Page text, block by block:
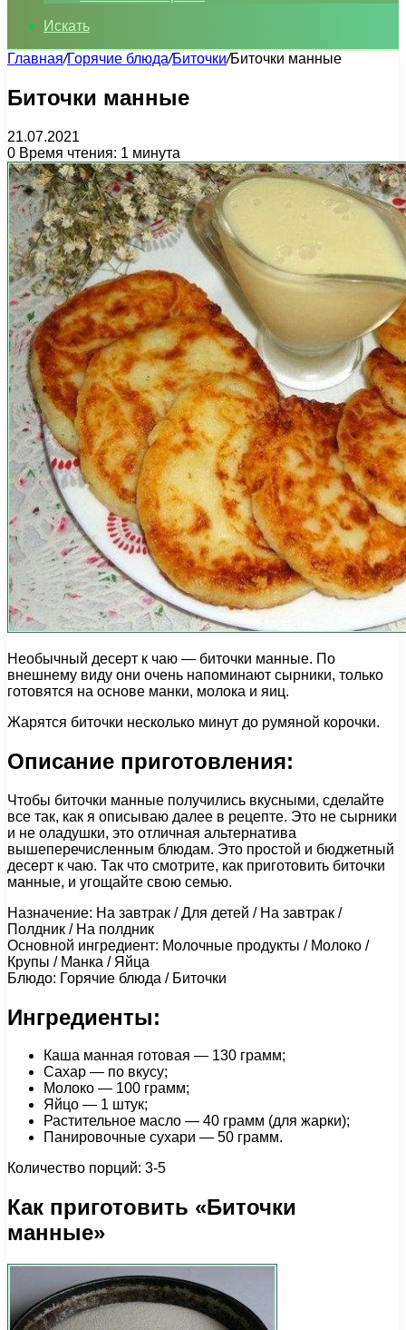
Искать
Главная/Горячие блюда/Биточки/Биточки манные
Биточки манные
21.07.2021
0 Время чтения: 1 минута
Необычный десерт к чаю — биточки манные. По
внешнему виду они очень напоминают сырники, только
готовятся на основе манки, молока и яиц.
Жарятся биточки несколько минут до румяной корочки.
Описание приготовления:
Чтобы биточки манные получились вкусными, сделайте
все так, как я описываю далее в рецепте. Это не сырники
и не оладушки, это отличная альтернатива
вышеперечисленным блюдам. Это простой и бюджетный
десерт к чаю. Так что смотрите, как приготовить биточки
манные, и угощайте свою семью.
Назначение: На завтрак / Для детей / На завтрак /
Полдник / На полдник
Основной ингредиент: Молочные продукты / Молоко /
Крупы / Манка / Яйца
Блюдо: Горячие блюда / Биточки
Ингредиенты:
Каша манная готовая — 130 грамм;
Сахар — по вкусу;
Молоко — 100 грамм;
Яйцо — 1 штук;
Растительное масло — 40 грамм (для жарки);
Панировочные сухари — 50 грамм.
Количество порций: 3-5
Как приготовить «Биточки
манные»